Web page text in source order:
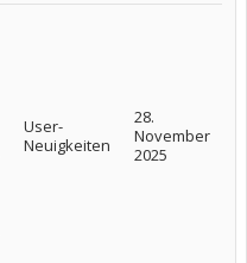
User-
Neuigkeiten
28.
November
2025